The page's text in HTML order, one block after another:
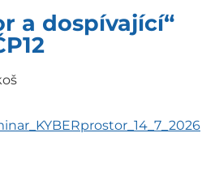
a dospívající“